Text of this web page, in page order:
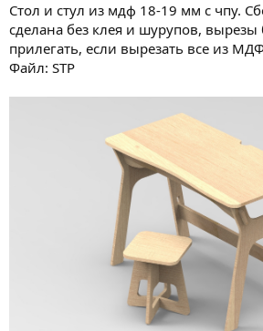
Стол и стул из мдф 18-19 мм с чпу.
сделана без клея и шурупов, вырезы
прилегать, если вырезать все из
Файл: STP